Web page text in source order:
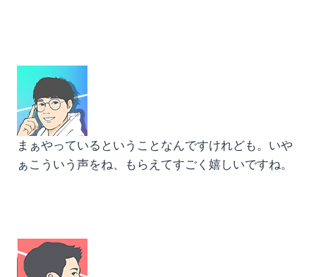
まぁやっているということなんですけれども。いや
ぁこういう声をね、もらえてすごく嬉しいですね。